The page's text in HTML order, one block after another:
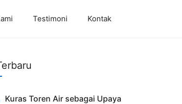
Testimoni Kontak
Kuras Toren Air sebagai Upaya